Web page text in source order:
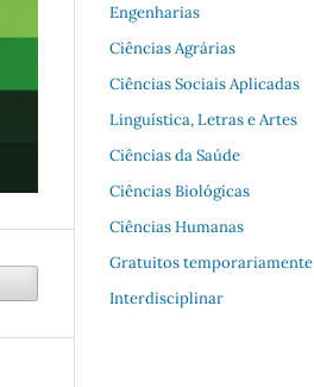
Engenharias
Ciências Agrárias
Ciências Sociais Aplicadas
Linguística, Letras e Artes
Ciências da Saúde
Ciências Biológicas
Ciências Humanas
Gratuitos temporariamente
Interdisciplinar